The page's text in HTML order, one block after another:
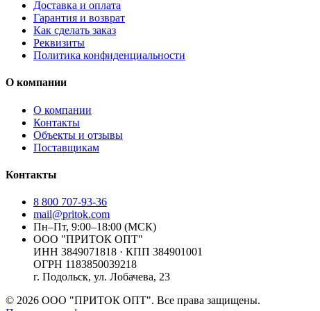
Доставка и оплата
Гарантия и возврат
Как сделать заказ
Реквизиты
Политика конфиденциальности
О компании
О компании
Контакты
Объекты и отзывы
Поставщикам
Контакты
8 800 707-93-36
mail@pritok.com
Пн–Пт, 9:00–18:00 (МСК)
ООО "ПРИТОК ОПТ"
ИНН 3849071818 · КПП 384901001
ОГРН 1183850039218
г. Подольск, ул. Лобачева, 23
© 2026 ООО "ПРИТОК ОПТ". Все права защищены.